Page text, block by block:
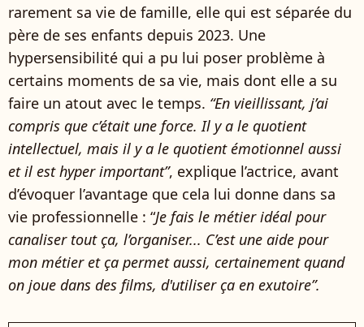
rarement sa vie de famille, elle qui est séparée du
père de ses enfants depuis 2023. Une
hypersensibilité qui a pu lui poser problème à
certains moments de sa vie, mais dont elle a su
faire un atout avec le temps. “En vieillissant, j’ai
compris que c’était une force. Il y a le quotient
intellectuel, mais il y a le quotient émotionnel aussi
et il est hyper important”, explique l’actrice, avant
d’évoquer l’avantage que cela lui donne dans sa
vie professionnelle : “Je fais le métier idéal pour
canaliser tout ça, l’organiser... C’est une aide pour
mon métier et ça permet aussi, certainement quand
on joue dans des films, d'utiliser ça en exutoire”.